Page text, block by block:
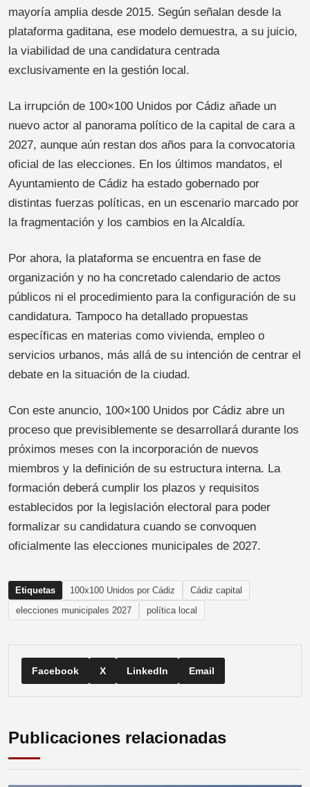
mayoría amplia desde 2015. Según señalan desde la
plataforma gaditana, ese modelo demuestra, a su juicio,
la viabilidad de una candidatura centrada
exclusivamente en la gestión local.
La irrupción de 100×100 Unidos por Cádiz añade un
nuevo actor al panorama político de la capital de cara a
2027, aunque aún restan dos años para la convocatoria
oficial de las elecciones. En los últimos mandatos, el
Ayuntamiento de Cádiz ha estado gobernado por
distintas fuerzas políticas, en un escenario marcado por
la fragmentación y los cambios en la Alcaldía.
Por ahora, la plataforma se encuentra en fase de
organización y no ha concretado calendario de actos
públicos ni el procedimiento para la configuración de su
candidatura. Tampoco ha detallado propuestas
específicas en materias como vivienda, empleo o
servicios urbanos, más allá de su intención de centrar el
debate en la situación de la ciudad.
Con este anuncio, 100×100 Unidos por Cádiz abre un
proceso que previsiblemente se desarrollará durante los
próximos meses con la incorporación de nuevos
miembros y la definición de su estructura interna. La
formación deberá cumplir los plazos y requisitos
establecidos por la legislación electoral para poder
formalizar su candidatura cuando se convoquen
oficialmente las elecciones municipales de 2027.
Etiquetas 100x100 Unidos por Cádiz
Cádiz capital
elecciones municipales 2027
política local
Facebook X LinkedIn Email
Publicaciones relacionadas